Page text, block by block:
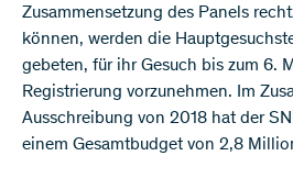
Zusammensetzung des Panels
können, werden die
gebeten, für ihr Gesuch bis zum 6.
Registrierung vorzunehmen. Im
Ausschreibung von 2018 hat der
einem Gesamtbudget von 2,8